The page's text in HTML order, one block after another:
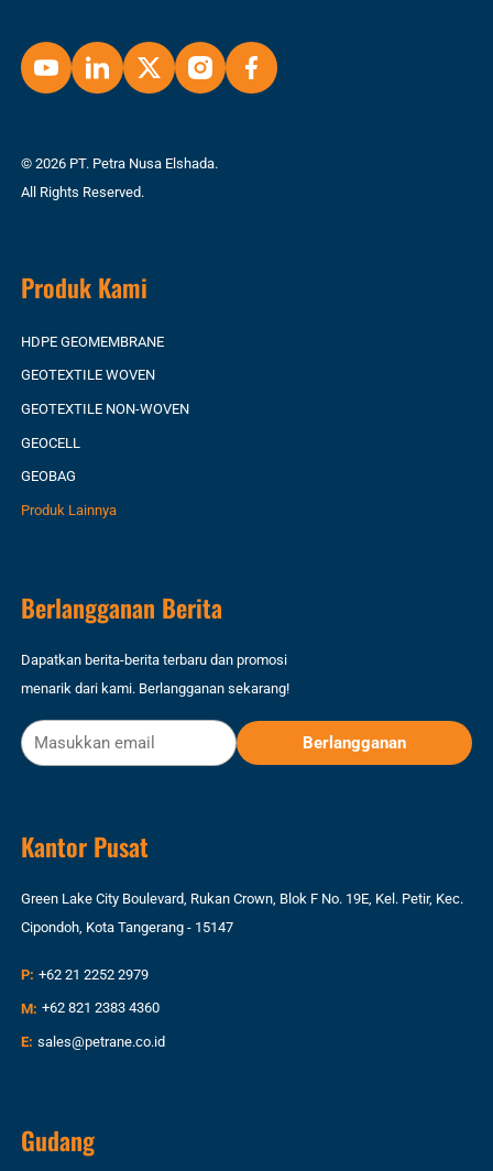
© 2026 PT. Petra Nusa Elshada.
All Rights Reserved.
Produk Kami
HDPE GEOMEMBRANE
GEOTEXTILE WOVEN
GEOTEXTILE NON-WOVEN
GEOCELL
GEOBAG
Produk Lainnya
Berlangganan Berita
Dapatkan berita-berita terbaru dan promosi
menarik dari kami. Berlangganan sekarang!
Kantor Pusat
Green Lake City Boulevard, Rukan Crown, Blok F No. 19E, Kel. Petir, Kec.
Cipondoh, Kota Tangerang - 15147
P: +62 21 2252 2979
M: +62 821 2383 4360
E: sales@petrane.co.id
Gudang